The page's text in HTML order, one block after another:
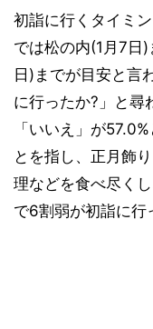
初詣に行くタイミ
では松の内(1月7日
日)までが目安と言
に行ったか?」と尋
「いいえ」が
とを指し、正月飾
理などを食べ尽く
で6割弱が初詣に行